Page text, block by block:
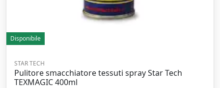
Disponibile
STAR TECH
Pulitore smacchiatore tessuti spray Star Tech
TEXMAGIC 400ml